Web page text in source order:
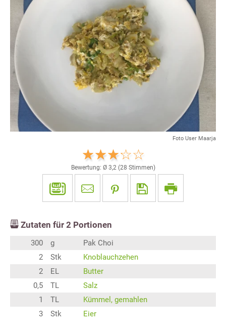
Foto User Maarja
Bewertung: Ø 3,2(28 Stimmen)
Zutaten für 2 Portionen
300 g
Pak Choi
2
Stk
Knoblauchzehen
2
EL
Butter
0,5
TL
Salz
1
TL
Kümmel, gemahlen
3
Stk Eier